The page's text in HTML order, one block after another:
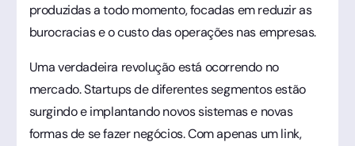
produzidas a todo momento, focadas em reduzir as
burocracias e o custo das operações nas empresas.
Uma verdadeira revolução está ocorrendo no
mercado. Startups de diferentes segmentos estão
surgindo e implantando novos sistemas e novas
formas de se fazer negócios. Com apenas um link,